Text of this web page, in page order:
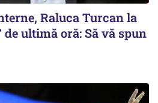
Raluca Turcan la
ultimă oră: Să vă spun